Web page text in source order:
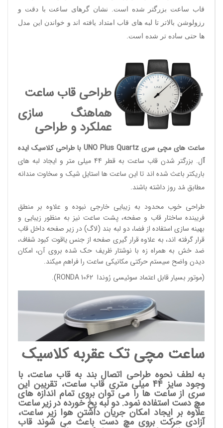
قاب ساعت بزرگتر شده است. نشان گرهای ساعت با دقت و
رزولوشن بالاتر تا لبه های قاب امتداد یافته اند و خواندن این مدل
ها حتی ساده تر شده است.
طراحی قاب ساعت
هماهنگ سازی
عملکرد و طراحی
ساعت های مچی سری UNO Plus Quartz با طراحی کلاسیک ایده
آ
ل. بزرگتر شدن قاب ساعت به قطر 44 میلی متر و ایجاد لبه های
باریکتر باعث شده اند تا این ساعت ها استایل شیک و سخاوت مندانه
مطابق مُد روز داشته باشند.
طراحی خوب محدود به زیبایی خارجی نبوده و علاوه بر منطق
فریبنده ساختار قاب و صفحه، پشت ساعت نیز به منظور زیبایی و
بهینه سازی استفاده از فضا، دو لبه بند (لاگ) در زیر صفحه داخل قاب
قرار گرفته اند، به علاوه قرار گیری صفحه از جنس یاقوت کبود شفاف،
ضد خش به همراه زه با نوشتار ظریف حک شده بروی آن، امکان
دیدن واضح سیستم حرکتی مکانیکی ساعت را فراهم میکند.
(موتور بسیار قابل اعتماد سوئیسی رُوندا
RONDA1062).
ساعت مچی تک عقربه کلاسیک
به لطف نحوه طراحی اتصال بند به قاب ساعت، با
وجود سایز 44 میلی متری قاب ساعت، تقریبن این
سری از ساعت ها را می توان بروی تمام اندازه های
مچ دست استفاده نمود. دو لبه پخ خورده در زیر ساعت
علاوه بر ایجاد امکان جریان داشتن هوا زیر ساعت،
آزادی حرکت بروی مچ دست باعث می شوند قاب